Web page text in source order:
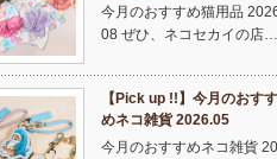
今月のおすすめ猫用品
08 ぜひ、ネコセカイの店…
【Pick up !!】今月のおすす
めネコ雑貨 2026.05
今月のおすすめネコ雑貨